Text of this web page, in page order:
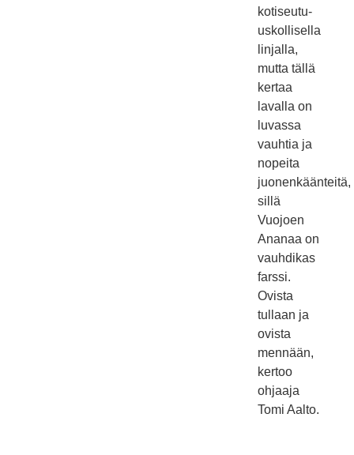
kotiseutu-
uskollisella
linjalla,
mutta tällä
kertaa
lavalla on
luvassa
vauhtia ja
nopeita
juonenkäänteitä,
sillä
Vuojoen
Ananaa on
vauhdikas
farssi.
Ovista
tullaan ja
ovista
mennään,
kertoo
ohjaaja
Tomi Aalto.